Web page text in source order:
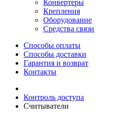
Конвертеры
Крепления
Оборудование
Средства связи
Способы оплаты
Способы доставки
Гарантия и возврат
Контакты
Контроль доступа
Считыватели